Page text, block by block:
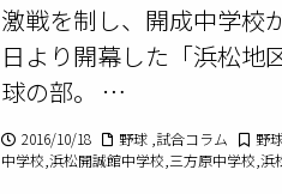
激戦を制し、開成中学校
日より開幕した「浜松地
球の部。 …
2016/10/18 野球 ,試合コラム
野
中学校,浜松開誠館中学校,三方原中学校,